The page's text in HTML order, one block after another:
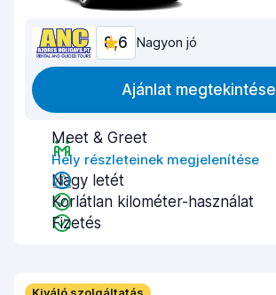
8,6 Nagyon jó
Ajánlat megtekintése
Meet & Greet
Hely részleteinek megjelenítése
Nagy letét
Korlátlan kilométer-használat
Fizetés